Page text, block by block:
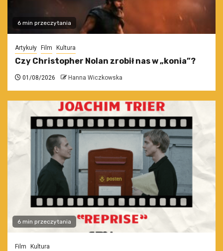
6 min przeczytania
Artykuły Film Kultura
Czy Christopher Nolan zrobił nas w „konia”?
01/08/2026 Hanna Wiczkowska
6 min przeczytania
Film Kultura